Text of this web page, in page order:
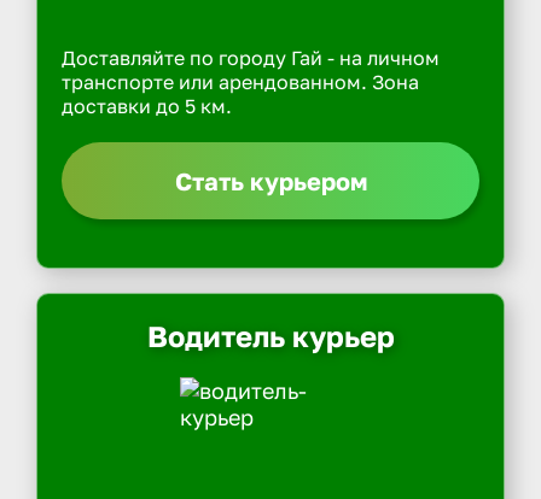
Доставляйте по городу Гай - на личном
транспорте или арендованном. Зона
доставки до 5 км.
Стать курьером
Водитель курьер